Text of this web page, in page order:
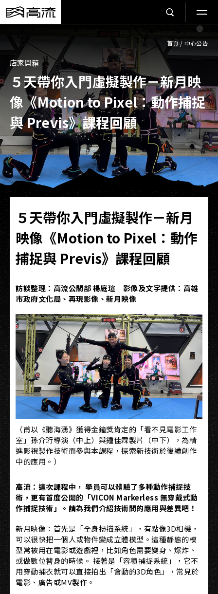
首頁 / 中心公告
店家開箱
５天帶你入門虛擬製作－新月映
像《Motion to Pixel：動作捕捉
與 Previs》課程回顧
５天帶你入門虛擬製作－新月
映像《Motion to Pixel：動作
捕捉與 Previs》課程回顧
訪談整理：高流公關部 楊庭瑄｜影像及文字提供：高雄
市政府文化局、再現影像、新月映像
（甫以《聽海湧》獲得金鐘獎肯定的「看不見電影工作
室」孫介珩導演（中上）與鍾佳霖製片（中下），為精
進影視製作技術而參與本課程，探索新技術於後續創作
中的應用。）
高流：這次課程中， 學員可以體驗了多種動作捕捉技
術，更有首度公開的「VICON Markerless 無穿戴式動
作捕捉技術」。請為我們介紹技術間的應用與差異吧！
新月映像：首先是「全身掃描系統」，有點像3D相機，
可以很快把一個人或物件變成立體模型。這種靜態的模
型常被用在電影或遊戲裡，比如角色需要變身、爆炸、
或做數位替身的時候。 接著是「容積捕捉系統」，它不
用穿動捕衣就可以直接拍出「會動的3D角色」，常見於
電影、廣告或MV製作。